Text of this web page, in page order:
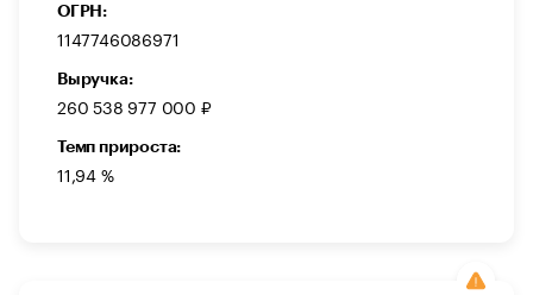
ОГРН:
1147746086971
Выручка:
260 538 977 000 ₽
Темп прироста:
11,94 %